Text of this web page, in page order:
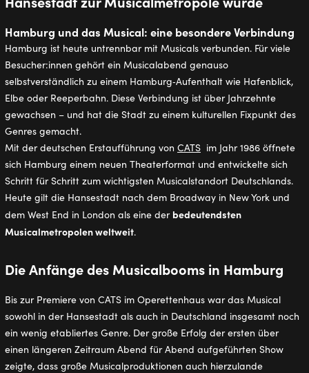
Hamburg und das Musical: eine besondere Verbindung
Hamburg ist heute untrennbar mit Musicals verbunden. Für viele
Besucher:innen gehört ein Musicalabend genauso
selbstverständlich zu einem Hamburg‑Aufenthalt wie Hafenblick,
Elbe oder Reeperbahn. Diese Verbindung ist über Jahrzehnte
gewachsen – und hat die Stadt zu einem kulturellen Fixpunkt des
Genres gemacht.
Mit der deutschen Erstaufführung von CATS im Jahr 1986 öffnete
sich Hamburg einem neuen Theaterformat und entwickelte sich
Schritt für Schritt zum wichtigsten Musicalstandort Deutschlands.
Heute gilt die Hansestadt nach dem Broadway in New York und
dem West End in London als eine der bedeutendsten
Musicalmetropolen weltweit.
Die Anfänge des Musicalbooms in Hamburg
Bis zur Premiere von CATS im Operettenhaus war das Musical
sowohl in der Hansestadt als auch in Deutschland insgesamt noch
ein wenig etabliertes Genre. Der große Erfolg der ersten über
einen längeren Zeitraum Abend für Abend aufgeführten Show
zeigte, dass große Musicalproduktionen auch hierzulande